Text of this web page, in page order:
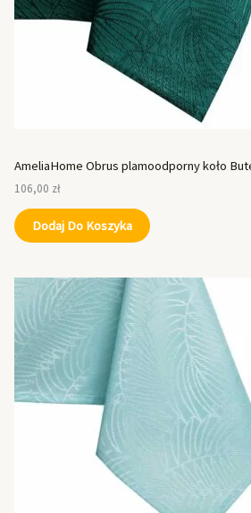
AmeliaHome Obrus plamoodporny koło
106,00 zł
Dodaj Do Koszyka